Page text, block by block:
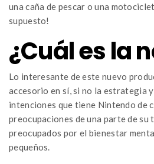
una caña de pescar o una
supuesto!
¿Cuál es la
Lo interesante de este nuevo
accesorio en sí, si no la estrategia
intenciones que tiene Nintendo de
preocupaciones de una parte de su
preocupados por el bienestar
pequeños.